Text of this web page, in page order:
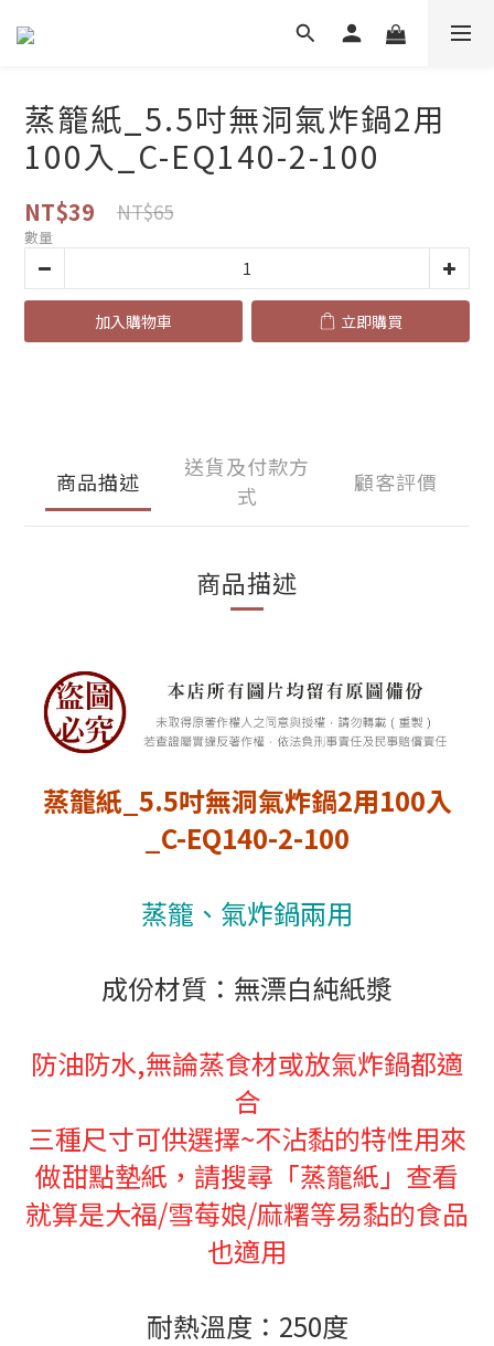
蒸籠紙_5.5吋無洞氣炸鍋2用
100入_C-EQ140-2-100
NT$39 NT$65
數量
加入購物車 立即購買
商品描述
送貨及付款方
式
顧客評價
商品描述
蒸籠紙_5.5吋無洞氣炸鍋2用100入
C-EQ140-2-100
蒸籠、氣炸鍋兩用
成份材質：無漂白純紙漿
防油防水,無論蒸食材或放氣炸鍋都適
合
三種尺寸可供選擇~不沾黏的特性用來
做甜點墊紙，請搜尋「蒸籠紙」查看
就算是大福/雪莓娘/麻糬等易黏的食品
也適用
耐熱溫度：250度